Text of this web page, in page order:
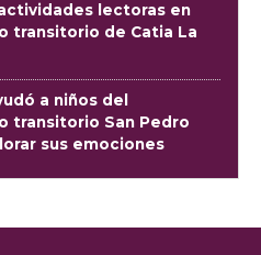
lectoras en
transitorio de Catia La
a niños del
transitorio San Pedro
sus emociones